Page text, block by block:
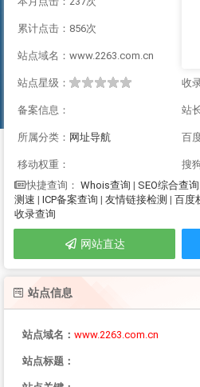
累计点击：856次
站点域名：www.2263.com.cn
站点星级： 收
备案信息： 站
所属分类： 网址导航 百
移动权重： 搜
快捷查询： Whois查询 | SEO综合查询
测速 | ICP备案查询 | 友情链接检测 | 百度
收录查询
网站直达
站点信息
站点域名： www.2263.com.cn
站点标题：